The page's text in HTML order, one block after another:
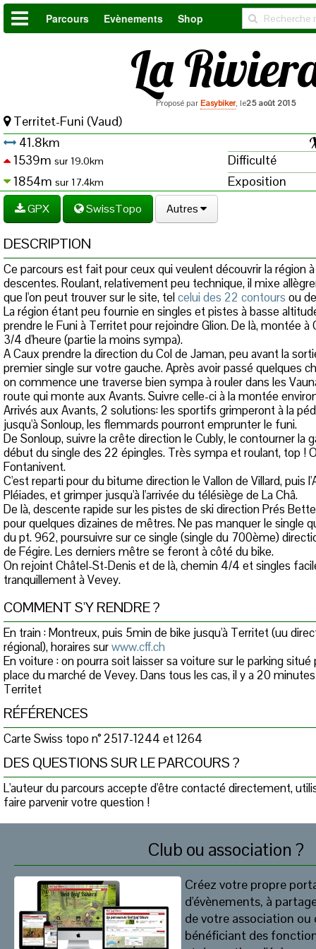
Parcours Evènements Shop
La
Proposé parEasybiker, le25 août 2015
Territet-Funi (Vaud)
41.8km
1539m sur 19.0km
Difficulté
1854m sur 17.4km Exposition
GPX SwissTopo Autres
DESCRIPTION
Ce parcours est fait pour ceux qui veulent découvrir la région
descentes. Roulant, relativement peu technique, il mixe
que l'on peut trouver sur le site, telcelui des 22 contours ou
La région étant peu fournie en singles et pistes à basse
prendre le Funi à Territet pour rejoindre Glion. De là, montée à
3/4 d'heure (partie la moins sympa).
A Caux prendre la direction du Col de Jaman, peu avant la
premier single sur votre gauche. Après avoir passé quelques
on commence une traverse bien sympa à rouler dans les
route qui monte aux Avants. Suivre celle-ci à la montée
Arrivés aux Avants, 2 solutions: les sportifs grimperont à la
jusqu'à Sonloup, les flemmards pourront emprunter le funi.
De Sonloup, suivre la crête direction le Cubly, le contourner la
début du single des 22 épingles. Très sympa et roulant, top !
Fontanivent.
C'est reparti pour du bitume direction le Vallon de Villard, puis
Pléiades, et grimper jusqu'à l'arrivée du télésiège de La Châ.
De là, descente rapide sur les pistes de ski direction Prés
pour quelques dizaines de mêtres. Ne pas manquer le single
du pt. 962, poursuivre sur ce single (single du 700ème)
de Fégire. Les derniers mêtre se feront à côté du bike.
On rejoint Châtel-St-Denis et de là, chemin 4/4 et singles
tranquillement à Vevey.
COMMENT S'Y RENDRE ?
En train : Montreux, puis 5min de bike jusqu'à Territet (uu
régional), horaires surwww.cff.ch
En voiture : on pourra soit laisser sa voiture sur le parking
place du marché de Vevey. Dans tous les cas, il y a 20
Territet
RÉFÉRENCES
Carte Swiss topo n° 2517-1244 et 1264
DES QUESTIONS SUR LE PARCOURS ?
L'auteur du parcours accepte d'être contacté directement,
faire parvenir votre question !
Club ou association ?
Créez votre propre
d'évènements, à
de votre association
bénéficiant des